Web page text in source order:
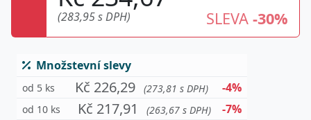
(283,95 s DPH) SLEVA -30%
Množstevní slevy
od 5 ks Kč 226,29 (273,81 s DPH) -4%
od 10 ks Kč 217,91 (263,67 s DPH) -7%